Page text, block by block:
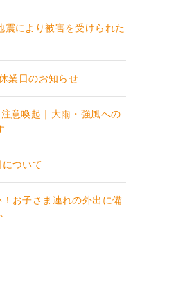
震により被害を受けられた
業日のお知らせ
意喚起｜大雨・強風への
ついて
お子さま連れの外出に備